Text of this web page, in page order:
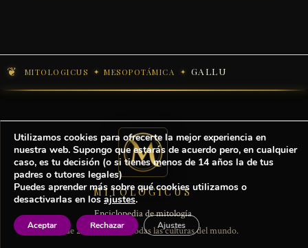
MITOLOGICUS MESOPOTÁMICA GALLU
MITOLOGICUS
Enciclopedia de mitología
Más de 2.000 seres de todas las culturas del mundo.
Utilizamos cookies para ofrecerte la mejor experiencia en
nuestra web. Supongo que estarás de acuerdo pero, en cualquier
caso, es tu decisión (o si tienes menos de 14 años la de tus
padres o tutores legales)
Puedes aprender más sobre qué cookies utilizamos o
desactivarlas en los ajustes.
Aceptar Rechazar Ajustes